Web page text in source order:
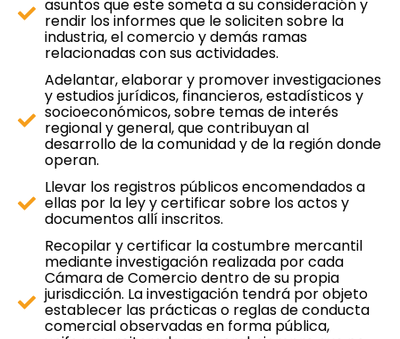
asuntos que este someta a su consideración y
rendir los informes que le soliciten sobre la
industria, el comercio y demás ramas
relacionadas con sus actividades.
Adelantar, elaborar y promover investigaciones
y estudios jurídicos, financieros, estadísticos y
socioeconómicos, sobre temas de interés
regional y general, que contribuyan al
desarrollo de la comunidad y de la región donde
operan.
Llevar los registros públicos encomendados a
ellas por la ley y certificar sobre los actos y
documentos allí inscritos.
Recopilar y certificar la costumbre mercantil
mediante investigación realizada por cada
Cámara de Comercio dentro de su propia
jurisdicción. La investigación tendrá por objeto
establecer las prácticas o reglas de conducta
comercial observadas en forma pública,